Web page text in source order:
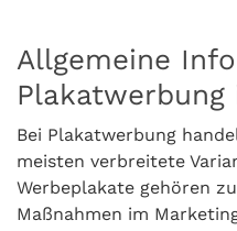
Allgemeine
Bei Plakatwerbung
meisten verbreitete
Werbeplakate gehören
Maßnahmen im